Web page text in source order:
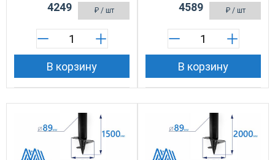
₽/ шт
4249
В корзину
₽/ шт
4589
В корзину